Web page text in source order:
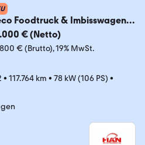
Foodtruck & Imbisswagen &
€ (Netto)
€ (Brutto) 19% MwSt.
• 117.764 km • 78 kW (106 PS) •